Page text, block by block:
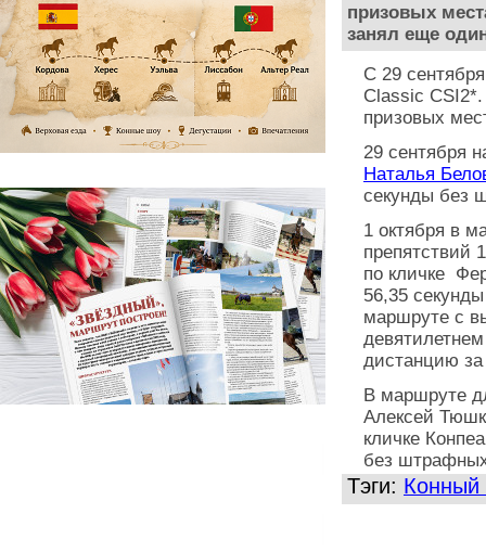
призовых
занял еще
С 29
Classic
призовых
29 сентября
Наталья
секунды без
1 октября в
препятствий
по кличке
56,35
маршруте с
дистанцию
В маршруте
Алексей
кличке
без
Тэги: Конный